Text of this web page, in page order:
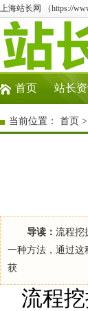
上海站长网 （https://
首页 站长
当前位置： 首页 >
导读： 流程挖
一种方法，通过这
获
流程挖